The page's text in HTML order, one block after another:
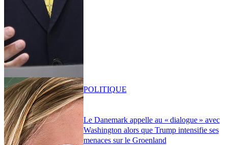
Le Danemark appelle au « dialogue » avec
Washington alors que Trump intensifie ses
menaces sur le Groenland
POLITIQUE